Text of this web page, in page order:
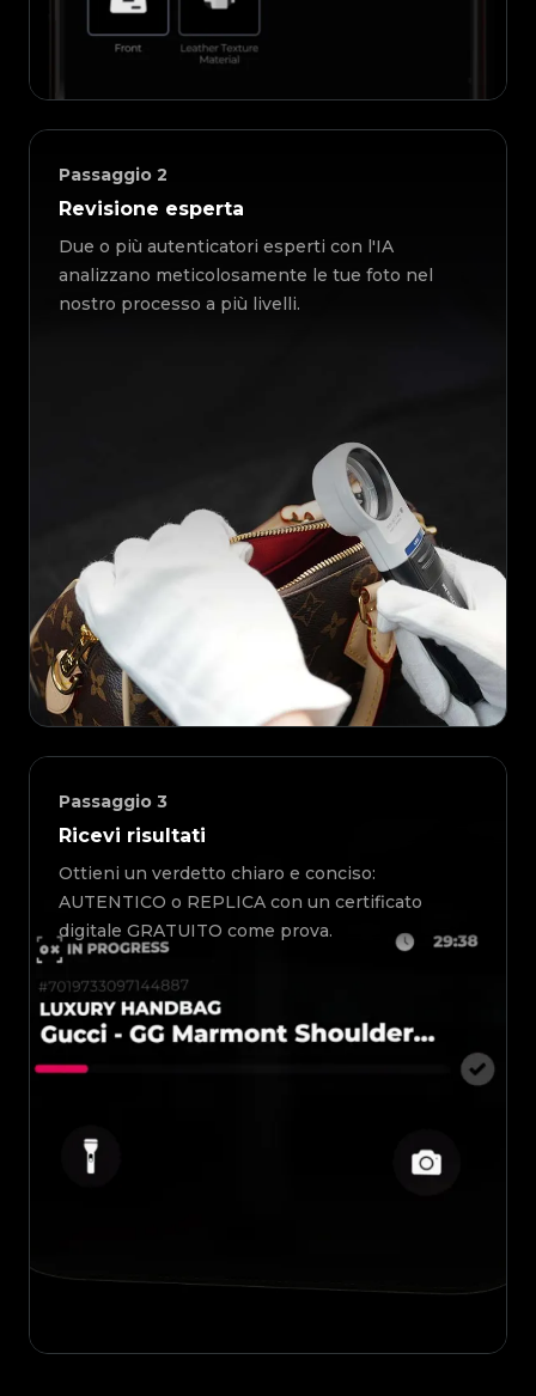
Passaggio 2
Revisione esperta
Due o più autenticatori esperti con l'IA
analizzano meticolosamente le tue foto nel
nostro processo a più livelli.
Passaggio 3
Ricevi risultati
Ottieni un verdetto chiaro e conciso:
AUTENTICO o REPLICA con un certificato
digitale GRATUITO come prova.